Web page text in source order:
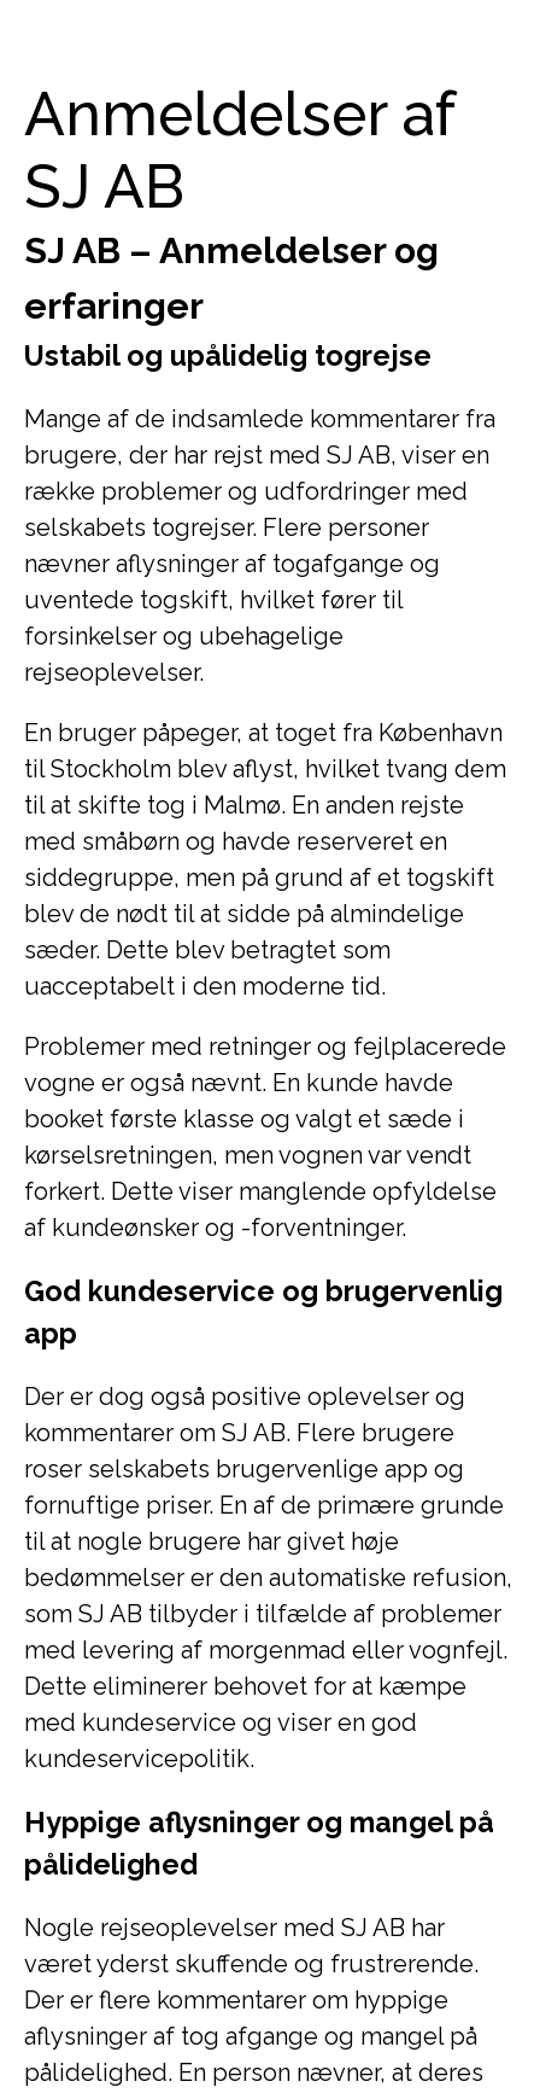
Anmeldelser af
SJ AB
SJ AB – Anmeldelser og
erfaringer
Ustabil og upålidelig togrejse
Mange af de indsamlede kommentarer fra
brugere, der har rejst med SJ AB, viser en
række problemer og udfordringer med
selskabets togrejser. Flere personer
nævner aflysninger af togafgange og
uventede togskift, hvilket fører til
forsinkelser og ubehagelige
rejseoplevelser.
En bruger påpeger, at toget fra København
til Stockholm blev aflyst, hvilket tvang dem
til at skifte tog i Malmø. En anden rejste
med småbørn og havde reserveret en
siddegruppe, men på grund af et togskift
blev de nødt til at sidde på almindelige
sæder. Dette blev betragtet som
uacceptabelt i den moderne tid.
Problemer med retninger og fejlplacerede
vogne er også nævnt. En kunde havde
booket første klasse og valgt et sæde i
kørselsretningen, men vognen var vendt
forkert. Dette viser manglende opfyldelse
af kundeønsker og -forventninger.
God kundeservice og brugervenlig
app
Der er dog også positive oplevelser og
kommentarer om SJ AB. Flere brugere
roser selskabets brugervenlige app og
fornuftige priser. En af de primære grunde
til at nogle brugere har givet høje
bedømmelser er den automatiske refusion,
som SJ AB tilbyder i tilfælde af problemer
med levering af morgenmad eller vognfejl.
Dette eliminerer behovet for at kæmpe
med kundeservice og viser en god
kundeservicepolitik.
Hyppige aflysninger og mangel på
pålidelighed
Nogle rejseoplevelser med SJ AB har
været yderst skuffende og frustrerende.
Der er flere kommentarer om hyppige
aflysninger af tog afgange og mangel på
pålidelighed. En person nævner, at deres